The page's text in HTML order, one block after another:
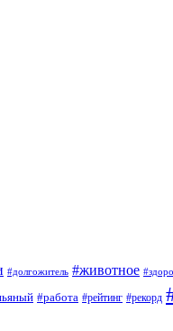
#долгожитель #животное
#работа #рейтинг #рекорд